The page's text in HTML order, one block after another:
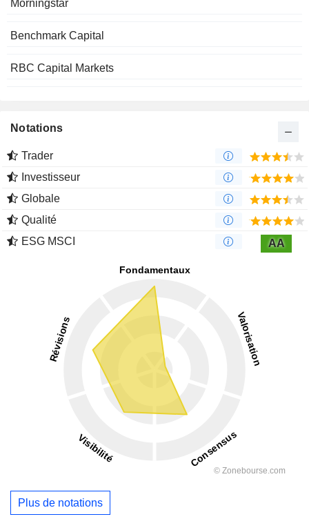
Morningstar
Benchmark Capital
RBC Capital Markets
Notations
Trader
Investisseur
Globale
Qualité
ESG MSCI
AA
Plus de notations